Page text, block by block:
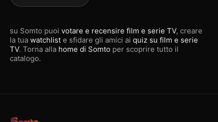
su Somto puoi votare e recensire film e serie TV, creare
la tua watchlist e sfidare gli amici ai quiz su film e serie
TV. Torna alla home di Somto per scoprire tutto il
catalogo.